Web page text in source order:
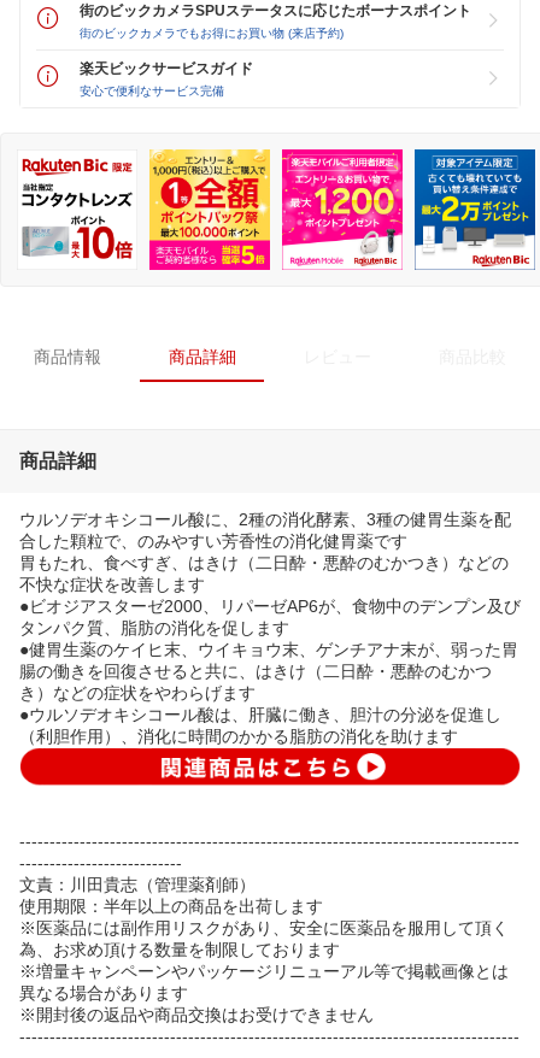
街のビックカメラSPUステータスに応じたボーナスポイント
街のビックカメラでもお得にお買い物 (来店予約)
楽天ビックサービスガイド
安心で便利なサービス完備
商品情報 商品詳細
商品詳細
ウルソデオキシコール酸に、2種の消化酵素、3種の健胃生薬を配
合した顆粒で、のみやすい芳香性の消化健胃薬です
胃もたれ、食べすぎ、はきけ（二日酔・悪酔のむかつき）などの
不快な症状を改善します
●ビオジアスターゼ2000、リパーゼAP6が、食物中のデンプン及び
タンパク質、脂肪の消化を促します
●健胃生薬のケイヒ末、ウイキョウ末、ゲンチアナ末が、弱った胃
腸の働きを回復させると共に、はきけ（二日酔・悪酔のむかつ
き）などの症状をやわらげます
●ウルソデオキシコール酸は、肝臓に働き、胆汁の分泌を促進し
（利胆作用）、消化に時間のかかる脂肪の消化を助けます
-----------------------------------------------------------------------------------
---------------------------
文責：川田貴志（管理薬剤師）
使用期限：半年以上の商品を出荷します
※医薬品には副作用リスクがあり、安全に医薬品を服用して頂く
為、お求め頂ける数量を制限しております
※増量キャンペーンやパッケージリニューアル等で掲載画像とは
異なる場合があります
※開封後の返品や商品交換はお受けできません
-----------------------------------------------------------------------------------